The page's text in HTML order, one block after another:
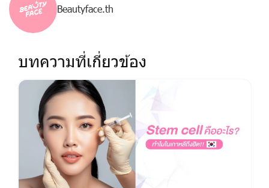
Beautyface.th
บทความที่เกี่ยวข้อง